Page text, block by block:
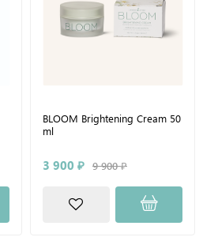
BLOOM Brightening Cream 50
ml
3 900 ₽ 9 900 ₽